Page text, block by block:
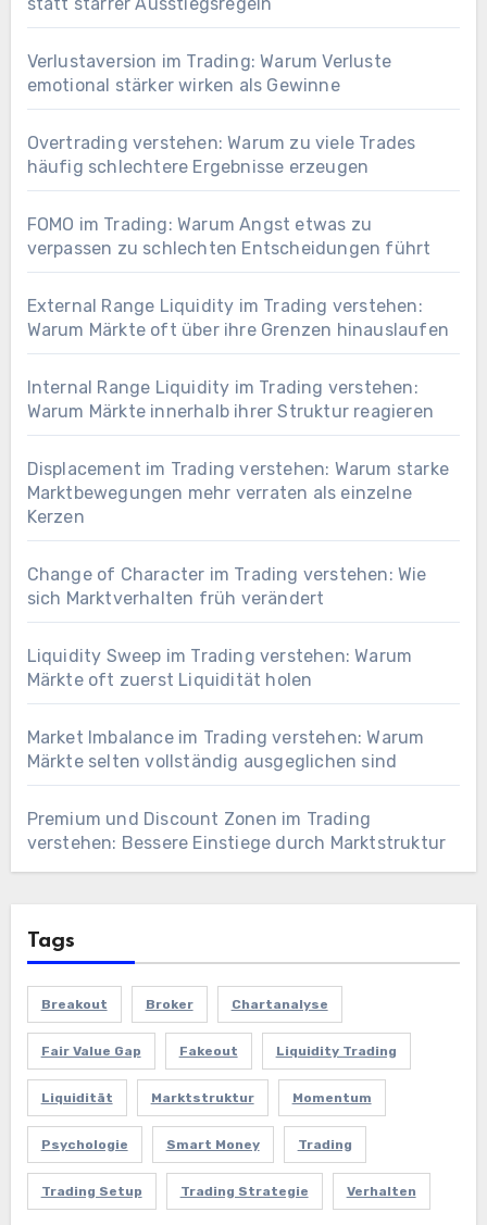
Verlustaversion im Trading: Warum Verluste
emotional stärker wirken als Gewinne
Overtrading verstehen: Warum zu viele Trades
häufig schlechtere Ergebnisse erzeugen
FOMO im Trading: Warum Angst etwas zu
verpassen zu schlechten Entscheidungen führt
External Range Liquidity im Trading verstehen:
Warum Märkte oft über ihre Grenzen hinauslaufen
Internal Range Liquidity im Trading verstehen:
Warum Märkte innerhalb ihrer Struktur reagieren
Displacement im Trading verstehen: Warum starke
Marktbewegungen mehr verraten als einzelne
Kerzen
Change of Character im Trading verstehen: Wie
sich Marktverhalten früh verändert
Liquidity Sweep im Trading verstehen: Warum
Märkte oft zuerst Liquidität holen
Market Imbalance im Trading verstehen: Warum
Märkte selten vollständig ausgeglichen sind
Premium und Discount Zonen im Trading
verstehen: Bessere Einstiege durch Marktstruktur
Tags
Breakout Broker Chartanalyse
Fair Value Gap Fakeout Liquidity Trading
Liquidität Marktstruktur Momentum
Psychologie Smart Money Trading
Trading Setup Trading Strategie Verhalten